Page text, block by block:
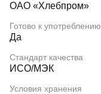
ОАО «Хлебпром»
Готово к употреблению
Да
Стандарт качества
ИСО/МЭК
Условия хранения